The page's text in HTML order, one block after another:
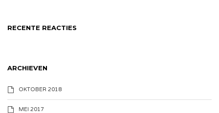
RECENTE REACTIES
ARCHIEVEN
OKTOBER 2018
MEI 2017